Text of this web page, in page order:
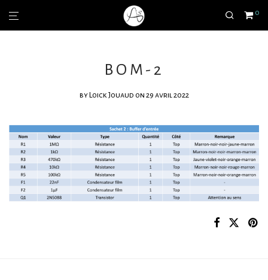
0
BOM-2
by Loick Jouaud on 29 avril 2022